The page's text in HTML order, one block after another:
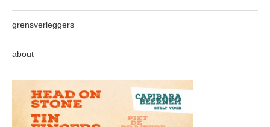
grensverleggers
about